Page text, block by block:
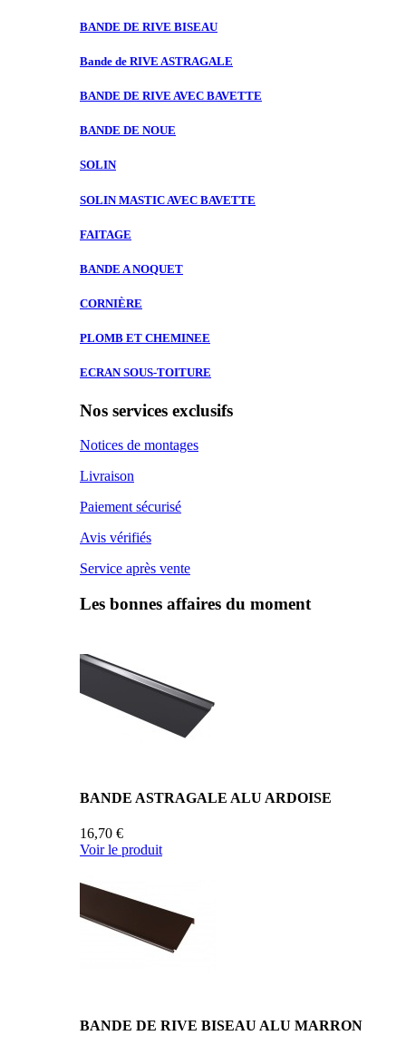
BANDE DE RIVE BISEAU
Bande de RIVE ASTRAGALE
BANDE DE RIVE AVEC BAVETTE
BANDE DE NOUE
SOLIN
SOLIN MASTIC AVEC BAVETTE
FAITAGE
BANDE ANOQUET
CORNIÈRE
PLOMB ET CHEMINEE
ECRAN SOUS-TOITURE
Nos services exclusifs
Notices de montages
Livraison
Paiement sécurisé
Avis vérifiés
Service après vente
Les bonnes affaires du moment
BANDE ASTRAGALE ALU ARDOISE
16,70 €
Voir le produit
BANDE DE RIVE BISEAU ALU MARRON